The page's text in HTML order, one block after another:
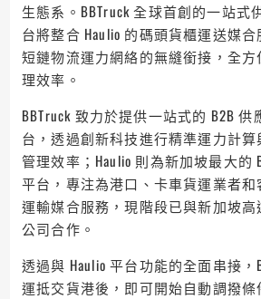
生態系。BBTruck 全球首創的一站式
台將整合 Haulio 的碼頭貨櫃運送媒
短鏈物流運力網絡的無縫銜接，全
理效率。
BBTruck 致力於提供一站式的 B2B
台，透過創新科技進行精準運力計
管理效率；Haulio 則為新加坡最大的
平台，專注為港口、卡車貨運業者
運輸媒合服務，現階段已與新加坡
公司合作。
透過與 Haulio 平台功能的全面串接，
運抵交貨港後，即可開始自動調撥